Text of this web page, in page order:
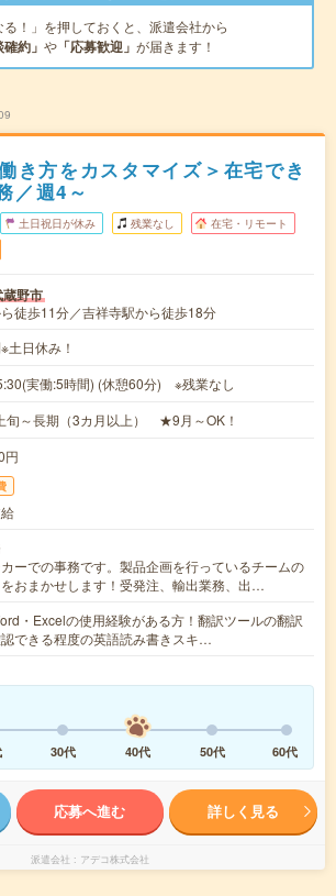
る！」を押しておくと、派遣会社から
確約」 や 「応募歓迎」 が届きます！
き方をカスタマイズ＞在宅でき
／週4～
土日祝日が休み 残業なし 在宅・リモート
野市
徒歩11分／吉祥寺駅から徒歩18分
土日休み！
実働:5時間) (休憩60分) ※残業なし
旬～長期（3カ月以上） ★9月～OK！
円
ーでの事務です。製品企画を行っているチームの
おまかせします！受発注、輸出業務、出…
・Excelの使用経験がある方！翻訳ツールの翻訳
できる程度の英語読み書きスキ…
30代 40代 50代 60代
応募へ進む 詳しく見る
派遣会社 アデコ株式会社